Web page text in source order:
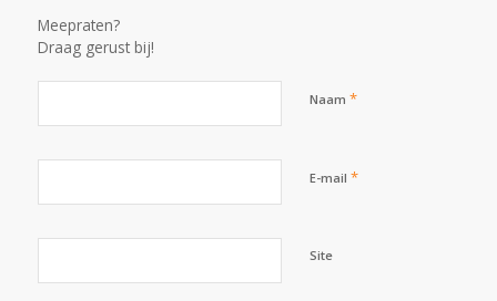
Meepraten?
Draag gerust bij!
Naam *
E-mail *
Site